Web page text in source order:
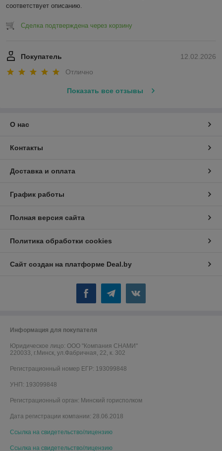
соответствует описанию.
Сделка подтверждена через корзину
12.02.2026
Покупатель
Отлично
Показать все отзывы
О нас
Контакты
Доставка и оплата
График работы
Полная версия сайта
Политика обработки cookies
Сайт создан на платформе Deal.by
Информация для покупателя
Юридическое лицо: ООО "Компания СНАМИ"
220033, г.Минск, ул.Фабричная, 22, к. 302
Регистрационный номер ЕГР: 193099848
УНП: 193099848
Регистрационный орган: Минский горисполком
Дата регистрации компании: 28.06.2018
Ссылка на свидетельство/лицензию
Ссылка на свидетельство/лицензию